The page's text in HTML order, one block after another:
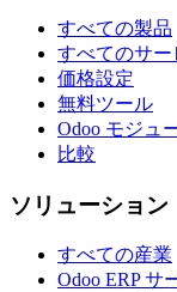
すべての製品
すべてのサー
価格設定
無料ツール
Odoo モジュ
比較
ソリューション
すべての産業
Odoo ERP サ